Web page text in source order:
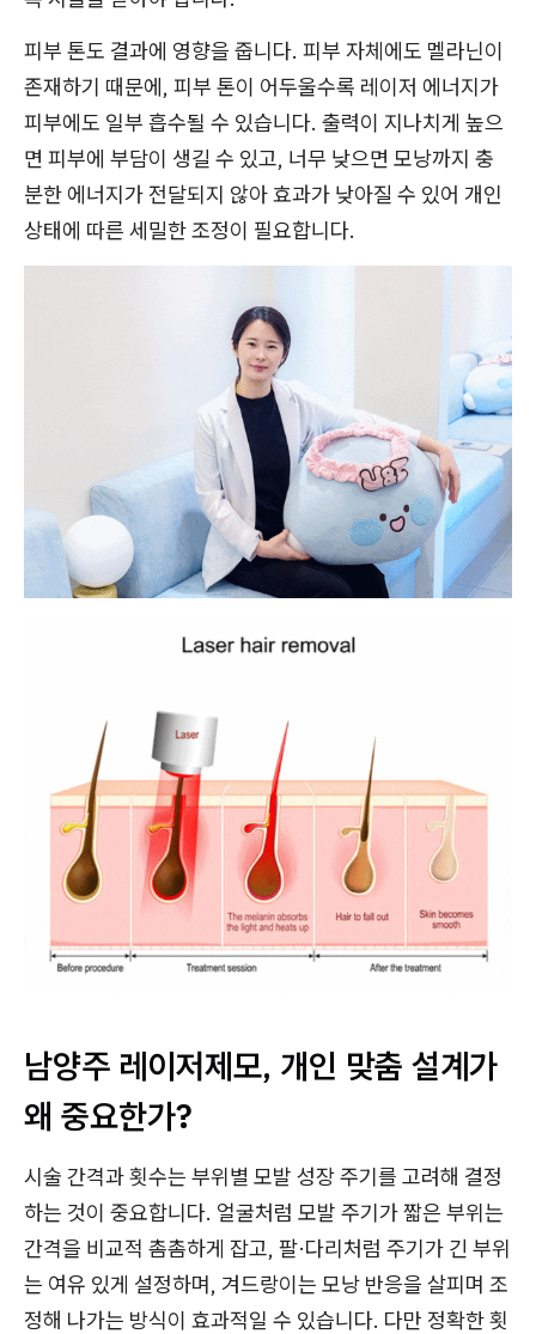
피부 톤도 결과에 영향을 줍니다. 피부 자체에도 멜라닌이
존재하기 때문에, 피부 톤이 어두울수록 레이저 에너지가
피부에도 일부 흡수될 수 있습니다. 출력이 지나치게 높으
면 피부에 부담이 생길 수 있고, 너무 낮으면 모낭까지 충
분한 에너지가 전달되지 않아 효과가 낮아질 수 있어 개인
상태에 따른 세밀한 조정이 필요합니다.
남양주 레이저제모, 개인 맞춤 설계가
왜 중요한가?
시술 간격과 횟수는 부위별 모발 성장 주기를 고려해 결정
하는 것이 중요합니다. 얼굴처럼 모발 주기가 짧은 부위는
간격을 비교적 촘촘하게 잡고, 팔·다리처럼 주기가 긴 부위
는 여유 있게 설정하며, 겨드랑이는 모낭 반응을 살피며 조
정해 나가는 방식이 효과적일 수 있습니다. 다만 정확한 횟